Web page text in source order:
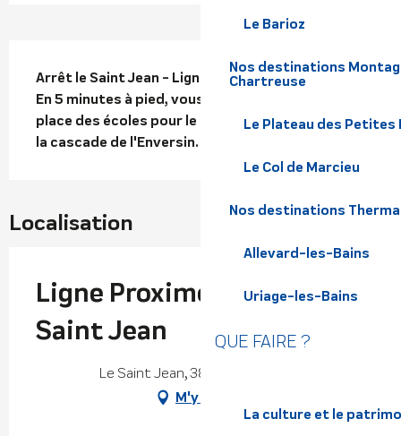
Le Barioz
Nos destinations
Chartreuse
Le Plateau des Petites
Le Col de Marcieu
Nos destinations
Allevard-les-Bains
Uriage-les-Bains
QUE FAIRE ?
La culture et le
Description
Arrêt le Saint Jean - Ligne Proximo 35
En 5 minutes à pied, vous prendrez la direction
place des écoles pour le départ de l'itinéraire de
la cascade de l'Enversin.
Localisation
Ligne Proximo 35 Arrêt Le
Saint Jean
Le Saint Jean, 38660 Le Touvet
M'y rendre